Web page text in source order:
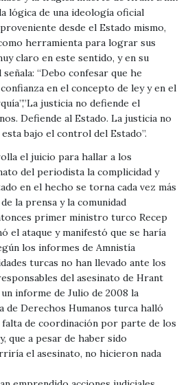
lógica de una ideología oficial
desde el Estado mismo,
herramienta para lograr sus
claro en este sentido, y en su
“Debo confesar que he
en el concepto de ley y en el
justicia no defiende el
Defiende al Estado. La justicia no
bajo el control del Estado”.
el juicio para hallar a los
del periodista la complicidad y
en el hecho se torna cada vez más
la prensa y la comunidad
primer ministro turco Recep
el ataque y manifestó que se haría
los informes de Amnistía
turcas no han llevado ante los
del asesinato de Hrant
informe de Julio de 2008 la
de Derechos Humanos turca halló
de coordinación por parte de los
que a pesar de haber sido
el asesinato, no hicieron nada